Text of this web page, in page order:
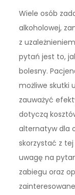
Wiele osób
alkoholowej,
z
pytań jest to,
bolesny.
możliwe skutki
zauważyć
dotyczą
alternatyw dla
skorzystać z
uwagę na
zabiegu oraz